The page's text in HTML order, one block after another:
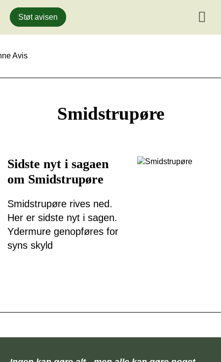
Gå
til
indhold
Støt avisen
Smidstrupøre
Sidste nyt i sagaen
om Smidstrupøre
Smidstrupøre rives ned.
Her er sidste nyt i sagen.
Ydermure genopføres for
syns skyld